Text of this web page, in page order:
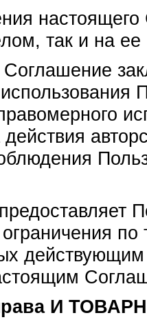
так и на
по
действующим
И